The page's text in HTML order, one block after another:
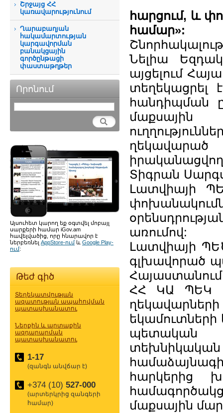
Շրջայց ՀՀ
կառավարությունում
Ղարաբաղյան
հակամարտության
կարգավորման
բանակցային
գործընթացի
փաստաթղթեր
Որոնում
Այսուհետ կարող եք օգտվել մոբայլ
սարքերի համար iGov.am
հավելվածից, որը հնարավոր է
ներբեռնել AppStore-ում և Google Play-
ում:
Թեժ գիծ
Տեղեկատվության
ազատության ապահովման
պատասխանատու
Ներքին և արտաքին
ազդարարման
պատասխանատու
1-17
(զանգն անվճար է)
+374 (10) 527-000
(արտերկրից զանգերի
համար)
հարցում, և
համար»:
Նելիա
այցելում
տեղեկացրել
հանդիպման
մաքսային
Տիգրան
Լատվիայի
առումով:
Լատվիայի
գլխավորած
Հայաստանում
ՀՀ ԿԱ ՊԵԿ
պետական
հարկերից
մաքսային